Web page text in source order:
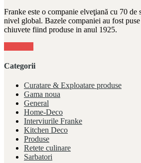
Franke este o companie elveţiană cu 70 de
nivel global. Bazele companiei au fost
chiuvete fiind produse in anul 1925.
Categorii
Curatare & Exploatare produse
Gama noua
General
Home-Deco
Interviurile Franke
Kitchen Deco
Produse
Retete culinare
Sarbatori